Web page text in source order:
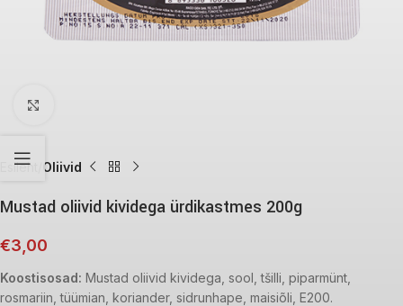
Esileht Oliivid
Mustad oliivid kividega ürdikastmes 200g
€3,00
Koostisosad: Mustad oliivid kividega, sool, tšilli, piparmünt,
rosmariin, tüümian, koriander, sidrunhape, maisiõli, E200.